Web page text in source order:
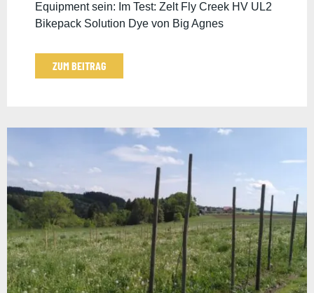
Equipment sein: Im Test: Zelt Fly Creek HV UL2
Bikepack Solution Dye von Big Agnes
ZUM BEITRAG